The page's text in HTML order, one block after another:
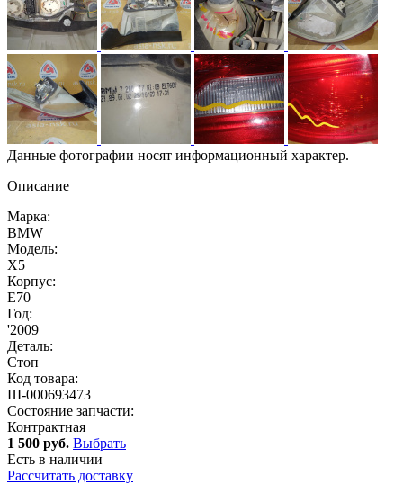
Данные фотографии носят информационный характер.
Описание
Марка:
BMW
Модель:
X5
Корпус:
E70
Год:
'2009
Деталь:
Стоп
Код товара:
Ш-000693473
Состояние запчасти:
Контрактная
1 500 руб. Выбрать
Есть в наличии
Рассчитать доставку